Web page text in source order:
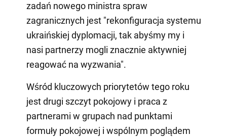
zadań nowego ministra spraw
zagranicznych jest "rekonfiguracja systemu
ukraińskiej dyplomacji, tak abyśmy my i
nasi partnerzy mogli znacznie aktywniej
reagować na wyzwania".
Wśród kluczowych priorytetów tego roku
jest drugi szczyt pokojowy i praca z
partnerami w grupach nad punktami
formuły pokojowej i wspólnym poglądem